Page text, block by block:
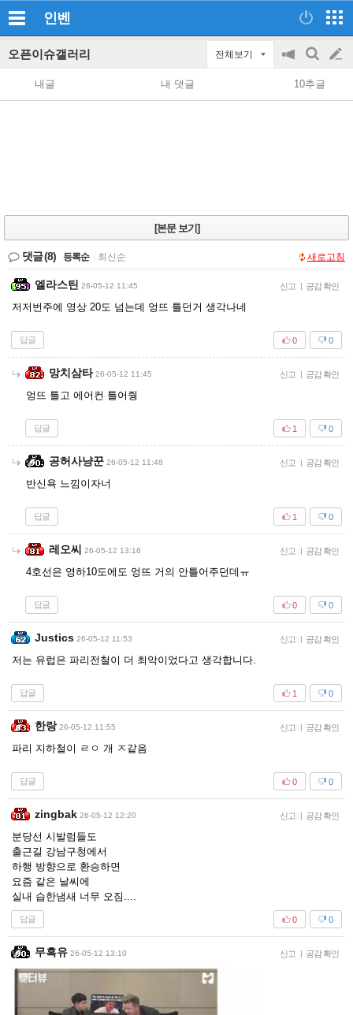
인벤
오픈이슈갤러리 전체보기
공
지
on/off
검
색
글
쓰
내글 내 댓글 10추글
[본문 보기]
댓글(8) 등록순 최신순 새로고침
엘라스틴 26-05-12 11:45 신고 | 공감 확인
저저번주에 영상 20도 넘는데 엉뜨 틀던거 생각나네
답글 0
0
망치삼타 26-05-12 11:45 신고 | 공감 확인
엉뜨 틀고 에어컨 틀어줭
답글 0
1
공허사냥꾼 26-05-12 11:48 신고 | 공감 확인
반신욕 느낌이자너
답글 0
1
레오씨 26-05-12 13:16 신고 | 공감 확인
4호선은 영하10도에도 엉뜨 거의 안틀어주던데ㅠ
답글 0
0
Justics 26-05-12 11:53 신고 | 공감 확인
저는 유럽은 파리전철이 더 최악이었다고 생각합니다.
답글 0
1
한랑 26-05-12 11:55 신고 | 공감 확인
파리 지하철이 ㄹㅇ 개 ㅈ같음
답글 0
0
zingbak 26-05-12 12:20 신고 | 공감 확인
분당선 시발럼들도
출근길 강남구청에서
하행 방향으로 환승하면
요즘 같은 날씨에
실내 습한냄새 너무 오짐....
답글 0
0
무흑유 26-05-12 13:10 신고 | 공감 확인